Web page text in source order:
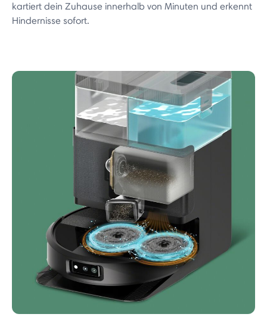
kartiert dein Zuhause innerhalb von Minuten und erkennt
Hindernisse sofort.